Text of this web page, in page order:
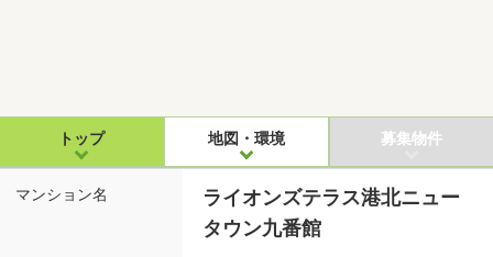
トップ 地図・環境 募集物件
マンション名
ライオンズテラス港北ニュー
タウン九番館